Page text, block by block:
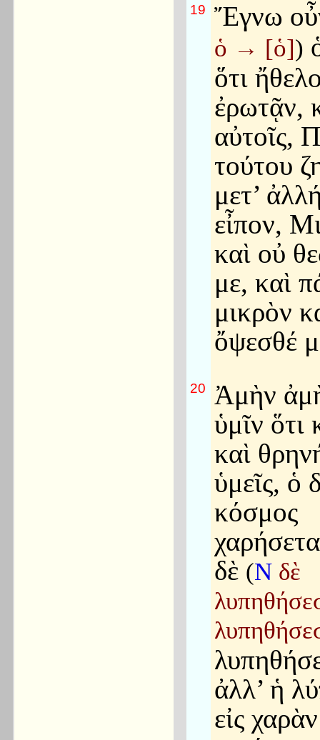
19 Ἔγνω
ὁ → [ὁ])
ὅτι
ἐρωτᾷν,
αὐτοῖς,
τούτου
μετ’
εἶπον,
καὶ οὐ
με, καὶ
μικρὸν
ὄψεσθέ
20
Ἀμὴν
ὑμῖν ὅτι
καὶ
ὑμεῖς, ὁ
κόσμος
δὲ (N δὲ
ἀλλ’ ἡ
εἰς χαρὰν